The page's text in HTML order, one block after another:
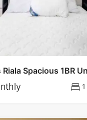
Spacious 1BR
1